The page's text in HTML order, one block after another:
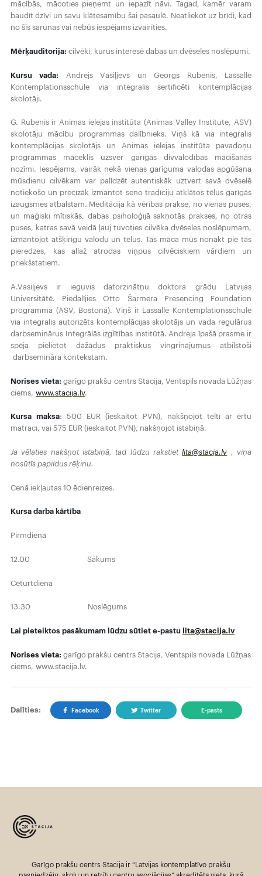
mācībās, mācoties pieņemt un iepazīt nāvi. Tagad, kamēr varam
baudīt dzīvi un savu klātesamību šai pasaulē. Neatliekot uz brīdi, kad
no šīs sarunas vai nebūs iespējams izvairīties.
Mērķauditorija: cilvēki, kurus interesē dabas un dvēseles noslēpumi.
Kursu vada:
Andrejs Vasiļjevs un Georgs Rubenis, Lassalle
Kontemplationsschule via integralis sertificēti kontemplācijas
skolotāji.
G. Rubenis ir Animas ielejas institūta (Animas Valley Institute, ASV)
skolotāju mācību programmas dalībnieks. Viņš kā via integralis
kontemplācijas skolotājs un Animas ielejas institūta pavadoņu
programmas māceklis uzsver garīgās divvalodības mācīšanās
nozīmi. Iespējams, vairāk nekā vienas garīguma valodas apgūšana
mūsdienu cilvēkam var palīdzēt autentiskāk uztvert savā dvēselē
notiekošo un precīzāk izmantot seno tradīciju atklātos tēlus garīgās
izaugsmes atbalstam. Meditācija kā vērības prakse, no vienas puses,
un maģiski mītiskās, dabas psiholoģijā sakņotās prakses, no otras
puses, katras savā veidā ļauj tuvoties cilvēka dvēseles noslēpumam,
izmantojot atšķirīgu valodu un tēlus. Tās māca mūs nonākt pie tās
pieredzes, kas allaž atrodas viņpus cilvēciskiem vārdiem un
priekšstatiem.
A.Vasiļjevs ir ieguvis datorzinātņu doktora grādu Latvijas
Universitātē. Piedalījies Otto Šarmera Presencing Foundation
programmā (ASV, Bostonā). Viņš ir Lassalle Kontemplationsschule
via integralis autorizēts kontemplācijas skolotājs un vada regulārus
darbseminārus Integrālās izglītības institūtā. Andreja īpašā prasme ir
spēja pielietot dažādus praktiskus vingrinājumus atbilstoši
darbsemināra kontekstam.
Norises vieta:garīgo prakšu centrs Stacija, Ventspils novada Lūžņas
ciems, www.stacija.lv.
Kursa maksa: 500 EUR (ieskaitot PVN), nakšņojot teltī ar ērtu
matraci, vai 575 EUR (ieskaitot PVN), nakšņojot istabiņā.
Ja vēlaties nakšņot istabiņā, tad lūdzu rakstietlita@stacja.lv , viņa
nosūtīs papildus rēķinu.
Cenā iekļautas 10 ēdienreizes.
Kursa darba kārtība
Pirmdiena
12.00 Sākums
Ceturtdiena
13.30 Noslēgums
Lai pieteiktos pasākumam lūdzu sūtiet e-pastu lita@stacija.lv
Norises vieta: garīgo prakšu centrs Stacija, Ventspils novada Lūžņas
ciems, www.stacija.lv.
Dalīties: Facebook Twitter E-pasts
Garīgo prakšu centrs Stacija ir “Latvijas kontemplatīvo prakšu